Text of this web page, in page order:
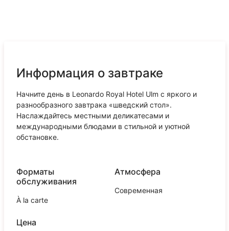
Информация о завтраке
Начните день в Leonardo Royal Hotel Ulm с яркого и
разнообразного завтрака «шведский стол».
Наслаждайтесь местными деликатесами и
международными блюдами в стильной и уютной
обстановке.
Форматы
обслуживания
À la carte
Атмосфера
Современная
Цена